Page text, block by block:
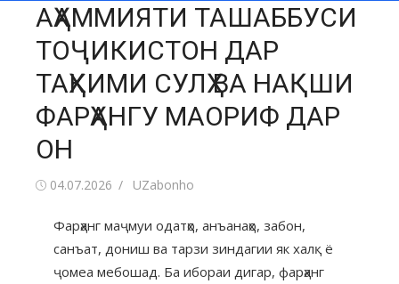
АҲАММИЯТИ ТАШАББУСИ
ТОҶИКИСТОН ДАР
ТАҲКИМИ СУЛҲ ВА НАҚШИ
ФАРҲАНГУ МАОРИФ ДАР
ОН
04.07.2026 UZabonho
​Фарҳанг маҷмуи одатҳо, анъанаҳо, забон,
санъат, дониш ва тарзи зиндагии як халқ ё
ҷомеа мебошад. Ба ибораи дигар, фарҳанг